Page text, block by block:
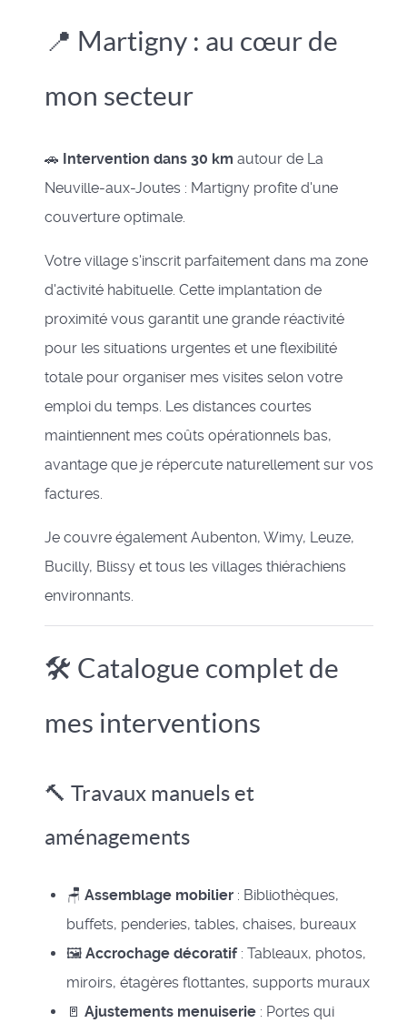
📍 Martigny : au cœur de
mon secteur
🚗 Intervention dans 30 km autour de La
Neuville-aux-Joutes : Martigny profite d'une
couverture optimale.
Votre village s'inscrit parfaitement dans ma zone
d'activité habituelle. Cette implantation de
proximité vous garantit une grande réactivité
pour les situations urgentes et une flexibilité
totale pour organiser mes visites selon votre
emploi du temps. Les distances courtes
maintiennent mes coûts opérationnels bas,
avantage que je répercute naturellement sur vos
factures.
Je couvre également Aubenton, Wimy, Leuze,
Bucilly, Blissy et tous les villages thiérachiens
environnants.
🛠️ Catalogue complet de
mes interventions
🔨 Travaux manuels et
aménagements
🪑 Assemblage mobilier : Bibliothèques,
buffets, penderies, tables, chaises, bureaux
🖼️ Accrochage décoratif: Tableaux, photos,
miroirs, étagères flottantes, supports muraux
🚪 Ajustements menuiserie : Portes qui